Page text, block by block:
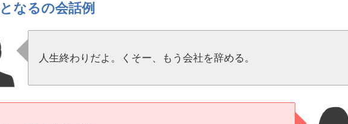
なるの会話例
人生終わりだよ。くそー、もう会社を辞める。